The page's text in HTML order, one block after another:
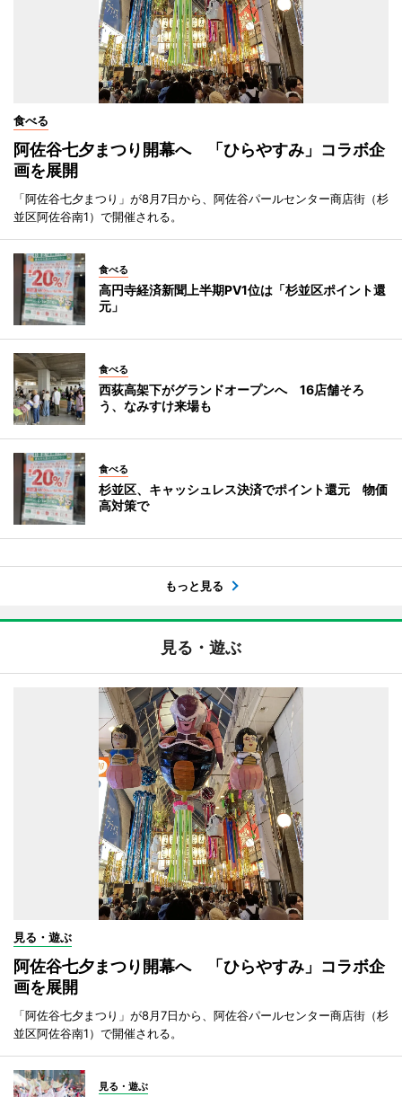
食べる
阿佐谷七夕まつり開幕へ 「ひらやすみ」コラボ企
画を展開
「阿佐谷七夕まつり」が8月7日から、阿佐谷パールセンター商店街（杉
並区阿佐谷南1）で開催される。
食べる
高円寺経済新聞上半期PV1位は「杉並区ポイント還
元」
食べる
西荻高架下がグランドオープンへ 16店舗そろ
う、なみすけ来場も
食べる
杉並区、キャッシュレス決済でポイント還元 物価
高対策で
もっと見る
見る・遊ぶ
見る・遊ぶ
阿佐谷七夕まつり開幕へ 「ひらやすみ」コラボ企
画を展開
「阿佐谷七夕まつり」が8月7日から、阿佐谷パールセンター商店街（杉
並区阿佐谷南1）で開催される。
見る・遊ぶ